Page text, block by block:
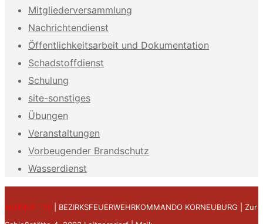
Mitgliederversammlung
Nachrichtendienst
Öffentlichkeitsarbeit und Dokumentation
Schadstoffdienst
Schulung
site-sonstiges
Übungen
Veranstaltungen
Vorbeugender Brandschutz
Wasserdienst
NOTRUF 122 | BEZIRKSFEUERWEHRKOMMANDO KORNEUBURG | Zur